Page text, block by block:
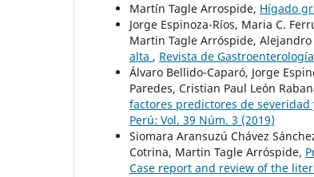
Martín Tagle Arrospide, Hígado
Jorge Espinoza-Ríos, Maria C.
Martin Tagle Arróspide, Alejandro
alta , Revista de
Álvaro Bellido-Caparó, Jorge
Paredes, Cristian Paul León
factores predictores de
Perú: Vol. 39 Núm. 3 (2019)
Siomara Aransuzú Chávez
Cotrina, Martin Tagle Arróspide,
Case report and review of the